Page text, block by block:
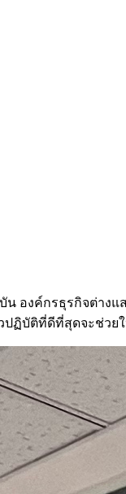
องค์กรธุรกิจต่าง
ฏิบัติที่ดีที่สุดจะช่ว